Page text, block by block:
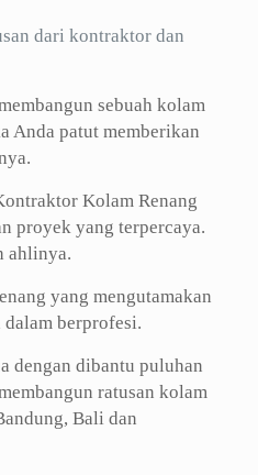
dari kontraktor dan
sebuah kolam
Anda patut memberikan
Kolam Renang
proyek yang terpercaya.
ahlinya.
yang mengutamakan
berprofesi.
dengan dibantu puluhan
ratusan kolam
Bali dan